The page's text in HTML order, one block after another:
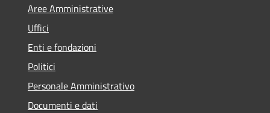
Aree Amministrative
Uffici
Enti e fondazioni
Politici
Personale Amministrativo
Documenti e dati